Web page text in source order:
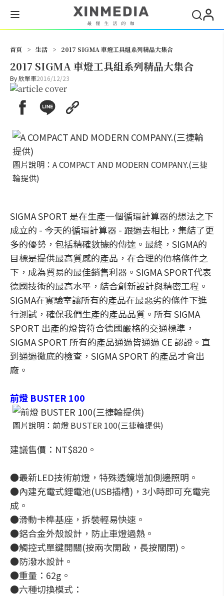
首頁 > 生活 > 2017 SIGMA 車燈工具組系列精品大集合
2017 SIGMA 車燈工具組系列精品大集合
By欣單車2016/12/23
圖片說明：A COMPACT AND MODERN COMPANY.(三捷
輪提供)
SIGMA SPORT 是在生產一個循環計算器的想法之下
成立的 - 今天的循環計算器 - 跟過去相比，集結了更
多的優勢，包括精確數據的傳達。最終，SIGMA的
目標是提供最高質感的產品，在合理的價格條件之
下，成為貿易的最佳銷售利器。SIGMA SPORT代表
德國技術的最高水平，結合創新設計與精密工程。
SIGMA在實驗室讓所有的產品在最惡劣的條件下進
行測試，確保我們生產的產品品質。所有 SIGMA
SPORT 出產的燈皆符合德國嚴格的交通標準，
SIGMA SPORT 所有的產品通過皆通過 CE 認證。直
到通過徹底的檢查，SIGMA SPORT 的產品才會出
廠。
前燈 BUSTER 100
圖片說明：前燈 BUSTER 100(三捷輪提供)
建議售價：NT$820。
●最新LED技術前燈，特殊透鏡增加側邊照明。
●內建充電式鋰電池(USB插槽)，3小時即可充電完
成。
●滑動卡榫基座，拆裝輕易快速。
●鋁合金外殼設計，防止車燈過熱。
●觸控式單鍵開關(按兩次開啟，長按關閉)。
●防潑水設計。
●重量：62g。
●六種切換模式：